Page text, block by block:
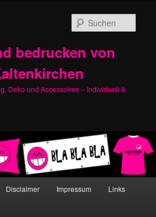
bedrucken von
Deko und Accessoires – Individuell &
Disclaimer Impressum Links